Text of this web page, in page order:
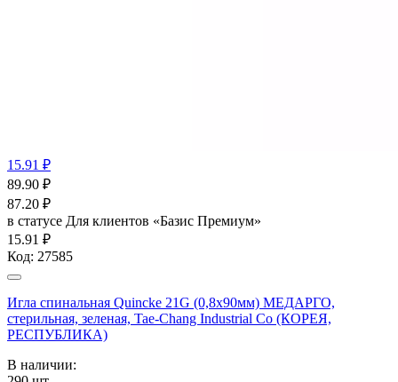
15.91 ₽
89.90 ₽
87.20 ₽
в статусе Для клиентов «Базис Премиум»
15.91 ₽
Код: 27585
Игла спинальная Quincke 21G (0,8х90мм) МЕДАРГО,
стерильная, зеленая, Tae-Chang Industrial Co (КОРЕЯ,
РЕСПУБЛИКА)
В наличии: